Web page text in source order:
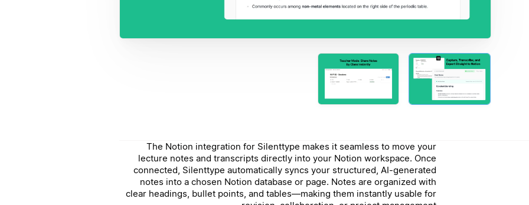
The Notion integration for Silenttype makes it seamless to move your
lecture notes and transcripts directly into your Notion workspace. Once
connected, Silenttype automatically syncs your structured, AI-generated
notes into a chosen Notion database or page. Notes are organized with
clear headings, bullet points, and tables—making them instantly usable for